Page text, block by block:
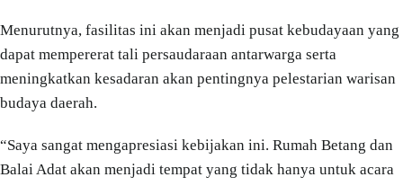
Menurutnya, fasilitas ini akan menjadi pusat kebudayaan yang
dapat mempererat tali persaudaraan antarwarga serta
meningkatkan kesadaran akan pentingnya pelestarian warisan
budaya daerah.
“Saya sangat mengapresiasi kebijakan ini. Rumah Betang dan
Balai Adat akan menjadi tempat yang tidak hanya untuk acara